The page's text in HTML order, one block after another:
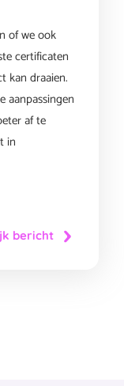
of we ook
certificaten
kan draaien.
aanpassingen
af te
in
bericht